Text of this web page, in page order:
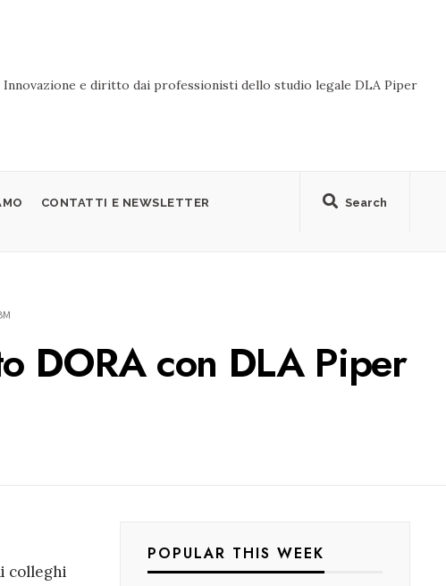
Innovazione e diritto dai professionisti dello studio legale DLA Piper
Search
CONTATTI E NEWSLETTER
DORA con DLA Piper
colleghi
POPULAR THIS WEEK